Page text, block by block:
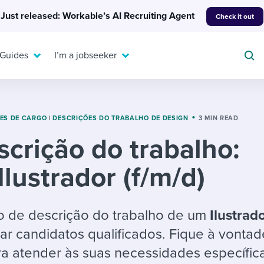
Just released: Workable’s AI Recruiting Agent Check it out
candidates
hiring pipelines
Or browse by
A flexible workplace
means new ways of
working. Pick up tips
question templates
checklists
& reports
EXPERT INSIGHTS
Get insights, guidance,
the know.
I’m a jobseeker
resources
For your job search:
INTERVIEWS & ANSWERS
Typical interview
answers for each.
DE CARGO | DESCRIÇÕES DO TRABALHO DE DESIGN 3 MIN READ
do trabalho:
(f/m/d)
de descrição do trabalho de um
candidatos qualificados. Fique à
atender às suas necessidades